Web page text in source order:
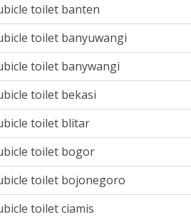
toilet banten
toilet banyuwangi
toilet banywangi
toilet bekasi
toilet blitar
toilet bogor
toilet bojonegoro
toilet ciamis